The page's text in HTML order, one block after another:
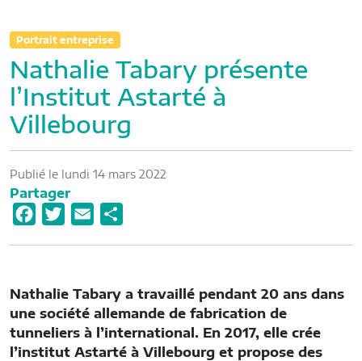
Portrait entreprise
Nathalie Tabary présente
l’Institut Astarté à
Villebourg
Publié le lundi 14 mars 2022
Partager
b
o
o
t
e
r
l
a
g
e
Nathalie Tabary a travaillé pendant 20 ans dans
une société allemande de fabrication de
tunneliers à l’international. En 2017, elle crée
l’institut Astarté à Villebourg et propose des